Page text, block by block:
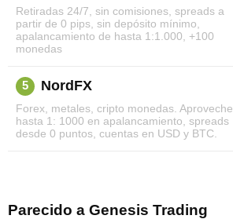
Retiradas 24/7, sin comisiones, spreads a
partir de 0 pips, sin depósito mínimo,
apalancamiento de hasta 1:1.000, +100
monedas
5 NordFX
Forex, metales, cripto monedas. Aproveche
hasta 1: 1000 en apalancamiento, spreads
desde 0 puntos, cuentas en USD y BTC.
Parecido a Genesis Trading